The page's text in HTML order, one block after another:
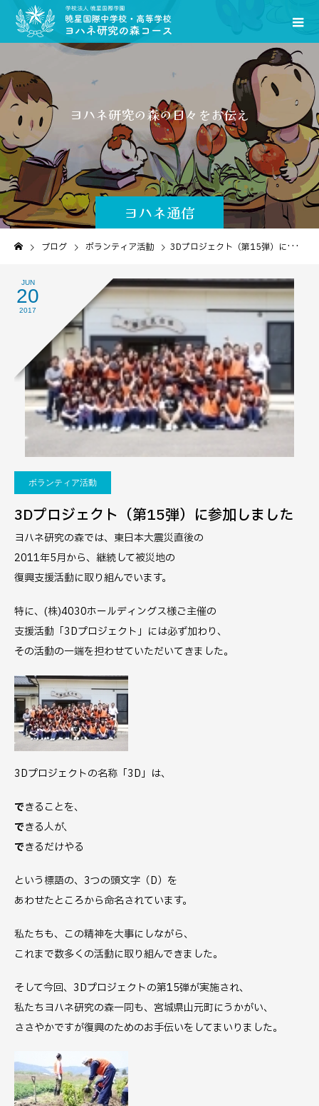
ヨハネ通信
ヨ ハネ研究の森の日々をお伝えしま す｡
ブログ ボランティア活動 3Dプロジェクト（第15弾）に参加しました
JUN
20
2017
ボランティア活動
3Dプロジェクト（第15弾）に参加しました
ヨハネ研究の森では、東日本大震災直後の
2011年5月から、継続して被災地の
復興支援活動に取り組んでいます。
特に、(株)4030ホールディングス様ご主催の
支援活動「3Dプロジェクト」には必ず加わり、
その活動の一端を担わせていただいてきました。
3Dプロジェクトの名称「3D」は、
できることを、
できる人が、
できるだけやる
という標語の、3つの頭文字（D）を
あわせたところから命名されています。
私たちも、この精神を大事にしながら、
これまで数多くの活動に取り組んできました。
そして今回、3Dプロジェクトの第15弾が実施され、
私たちヨハネ研究の森一同も、宮城県山元町にうかがい、
ささやかですが復興のためのお手伝いをしてまいりました。